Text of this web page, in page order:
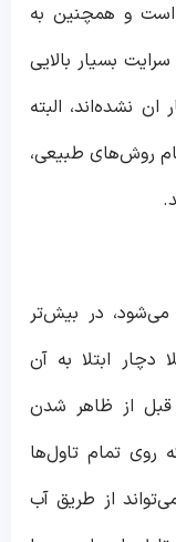
و همچنین به
بسیار بالایی
نشده‌اند، البته
روش‌های طبیعی،
می‌شود، در بیش‌تر
دچار ابتلا به آن
از ظاهر شدن
روی تمام تاول‌ها
از طریق آب